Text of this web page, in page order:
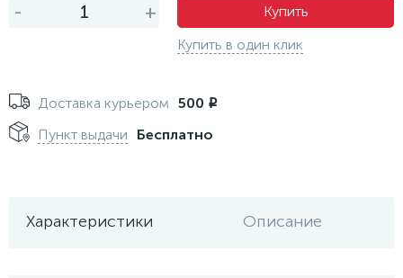
- +
Купить
Купить в один клик
Доставка курьером 500 i
Пункт выдачи Бесплатно
Характеристики Описание